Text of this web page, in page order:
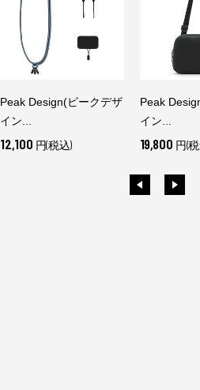
Peak Design(ピークデザ
イン...
12,100 円(税込)
Peak
イン...
19,800 円(